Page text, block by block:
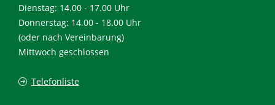
Dienstag: 14.00 - 17.00 Uhr
Donnerstag: 14.00 - 18.00 Uhr
(oder nach Vereinbarung)
Mittwoch geschlossen
Telefonliste